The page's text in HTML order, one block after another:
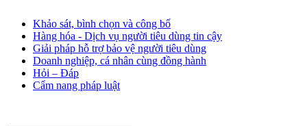
Khảo sát, bình chọn và công bố
Hàng hóa - Dịch vụ người tiêu dùng tin cậy
Giải pháp hỗ trợ bảo vệ người tiêu dùng
Doanh nghiệp, cá nhân cùng đồng hành
Hỏi – Đáp
Cẩm nang pháp luật